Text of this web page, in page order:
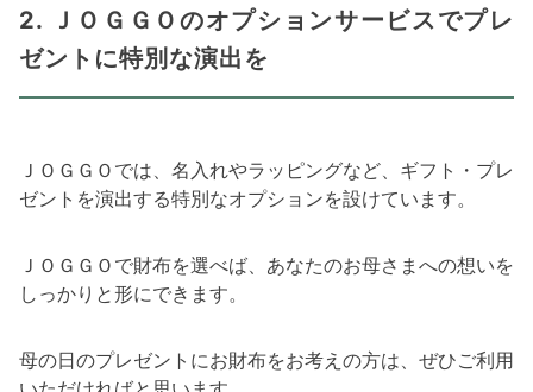
2. ＪＯＧＧＯのオプションサービスでプレ
ゼントに特別な演出を
ＪＯＧＧＯでは、名入れやラッピングなど、ギフト・プレ
ゼントを演出する特別なオプションを設けています。
ＪＯＧＧＯで財布を選べば、あなたのお母さまへの想いを
しっかりと形にできます。
母の日のプレゼントにお財布をお考えの方は、ぜひご利用